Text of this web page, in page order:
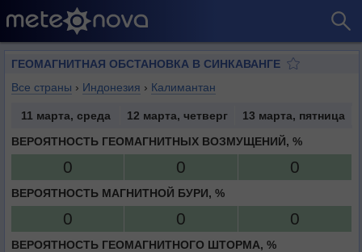
ГЕОМАГНИТНАЯ ОБСТАНОВКА В СИНКАВАНГЕ
Все страны › Индонезия › Калимантан
11 марта, среда 12 марта, четверг
13 марта, пятница
ВЕРОЯТНОСТЬ ГЕОМАГНИТНЫХ ВОЗМУЩЕНИЙ, %
0 0 0
ВЕРОЯТНОСТЬ МАГНИТНОЙ БУРИ, %
0 0 0
ВЕРОЯТНОСТЬ ГЕОМАГНИТНОГО ШТОРМА, %